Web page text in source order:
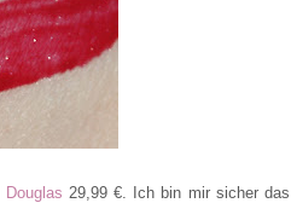
Douglas 29,99 €. Ich bin mir sicher das